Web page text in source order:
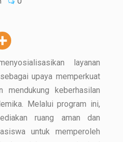
layanan
upaya memperkuat
mendukung keberhasilan
Melalui program ini,
ruang aman dan
untuk memperoleh